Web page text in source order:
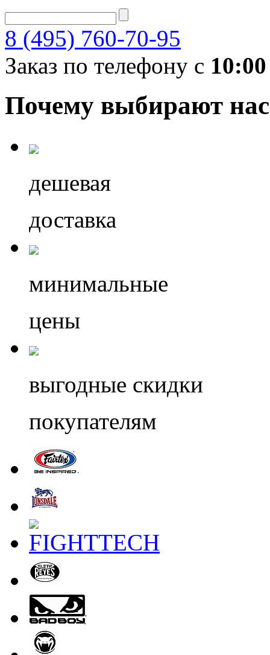
8 (495) 760-70-95
Заказ по телефону с 10:00
Почему выбирают нас
дешевая
доставка
минимальные
цены
выгодные скидки
покупателям